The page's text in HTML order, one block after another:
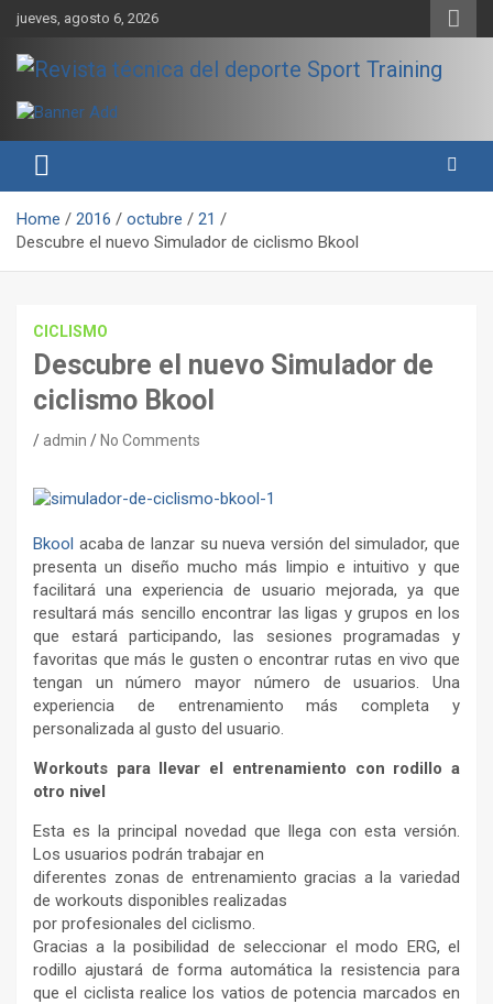
Skip
content
jueves, agosto 6, 2026
Revista técnica del deporte
Sport Training
rendimiento, nutrición y entrenamiento.
Home 2016 octubre
21
Descubre el nuevo Simulador de ciclismo Bkool
CICLISMO
Descubre el nuevo Simulador de
ciclismo Bkool
admin No Comments
Bkool acaba de lanzar su nueva versión del simulador, que
presenta un diseño mucho más limpio e intuitivo y que
facilitará una experiencia de usuario mejorada, ya que
resultará más sencillo encontrar las ligas y grupos en los
que estará participando, las sesiones programadas y
favoritas que más le gusten o encontrar rutas en vivo que
tengan un número mayor número de usuarios. Una
experiencia de entrenamiento más completa y
personalizada al gusto del usuario.
Workouts para llevar el entrenamiento con rodillo a
otro nivel
Esta es la principal novedad que llega con esta versión.
Los usuarios podrán trabajar en
diferentes zonas de entrenamiento gracias a la variedad
de workouts disponibles realizadas
por profesionales del ciclismo.
Gracias a la posibilidad de seleccionar el modo ERG, el
rodillo ajustará de forma automática la resistencia para
que el ciclista realice los vatios de potencia marcados en